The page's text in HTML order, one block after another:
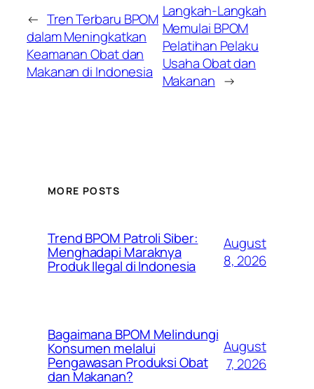
← Tren Terbaru BPOM
dalam Meningkatkan
Keamanan Obat dan
Makanan di Indonesia
Langkah-Langkah
Memulai BPOM
Pelatihan Pelaku
Usaha Obat dan
Makanan →
MORE POSTS
Trend BPOM Patroli Siber:
Menghadapi Maraknya
Produk Ilegal di Indonesia
August
8, 2026
Bagaimana BPOM Melindungi
Konsumen melalui
Pengawasan Produksi Obat
dan Makanan?
August
7, 2026